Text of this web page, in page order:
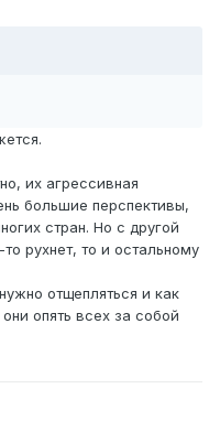
их агрессивная
большие перспективы,
стран. Но с другой
рухнет, то и остальному
отщепляться и как
опять всех за собой